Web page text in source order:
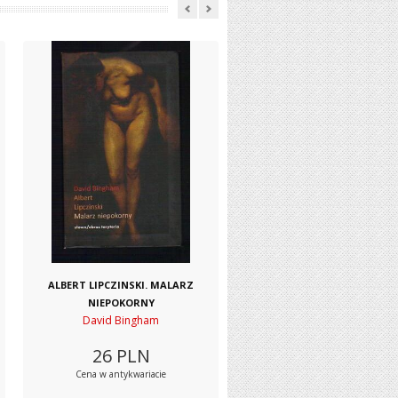
ALBERT LIPCZINSKI. MALARZ
NIEPOKORNY
David Bingham
26 PLN
Cena w antykwariacie